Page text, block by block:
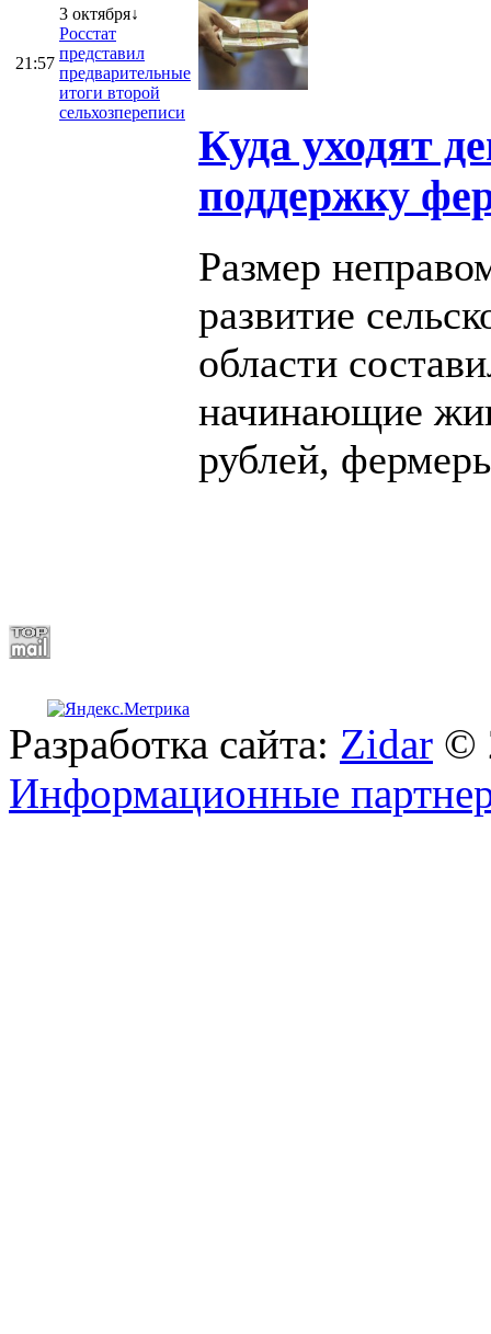
21:57
3 октября↓
Росстат
представил
предварительные
итоги второй
сельхозпереписи
Куда уходят
поддержку
Размер
развитие
области
начинающие
рублей,
Разработка сайта: Zidar ©
Информационные